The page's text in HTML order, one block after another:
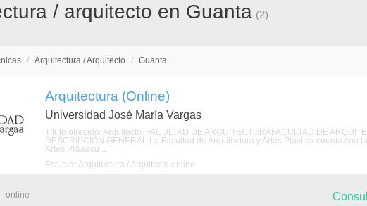
/ arquitecto en Guanta (2)
/ Arquitectura / Arquitecto / Guanta
Arquitectura (Online)
Universidad José María Vargas
Título ofrecido: Arquitecto. FACULTAD DE ARQUITECTURAFACULTAD DE
DESCRIPCIÓN GENERAL La Facultad de Arquitectura y Artes Plástica cuenta con
Artes Pl&aacu ...
Estudiar Arquitectura / Arquitecto online
online